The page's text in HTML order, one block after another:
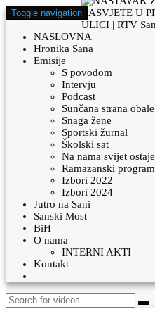
Toggle navigation
NASLOVNA
Hronika Sana
Emisije
S povodom
Intervju
Podcast
Sunčana strana obale
Snaga žene
Sportski žurnal
Školski sat
Na nama svijet ostaje
Ramazanski program
Izbori 2022
Izbori 2024
Jutro na Sani
Sanski Most
BiH
O nama
INTERNI AKTI
Kontakt